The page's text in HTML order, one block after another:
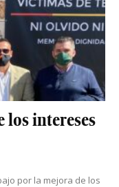
los intereses
por la mejora de los